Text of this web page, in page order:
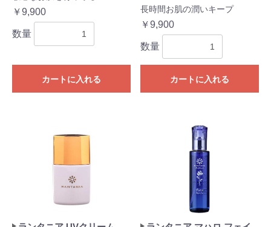
￥9,900
数量
カートに入れる
長時間お肌の潤いキープ
￥9,900
数量
カートに入れる
お買い物を続ける カートへ進む